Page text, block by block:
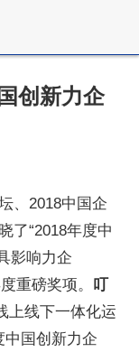
创新力企
、2018中国企
了“2018年度中
影响力企
重磅奖项。 叮
上线下一体化运
中国创新力企